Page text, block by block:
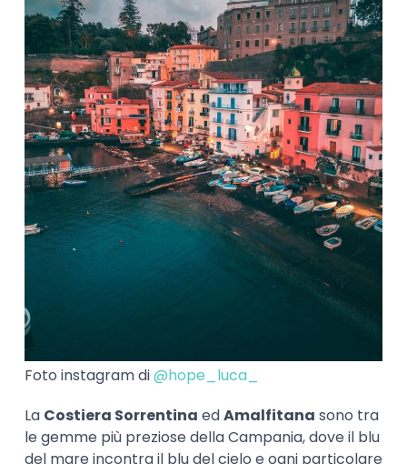
Foto instagram di@hope_luca_
La Costiera Sorrentina edAmalfitana sono tra
le gemme più preziose della Campania, dove il blu
del mare incontra il blu del cielo e ogni particolare